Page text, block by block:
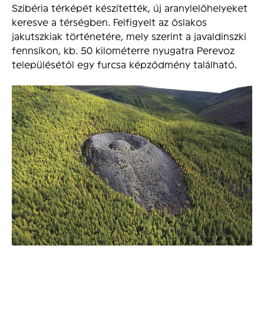
Szibéria térképét készítették, új aranylelőhelyeket
keresve a térségben. Felfigyelt az őslakos
jakutszkiak történetére, mely szerint a javaldinszki
fennsíkon, kb. 50 kilométerre nyugatra Perevoz
településétől egy furcsa képződmény található.